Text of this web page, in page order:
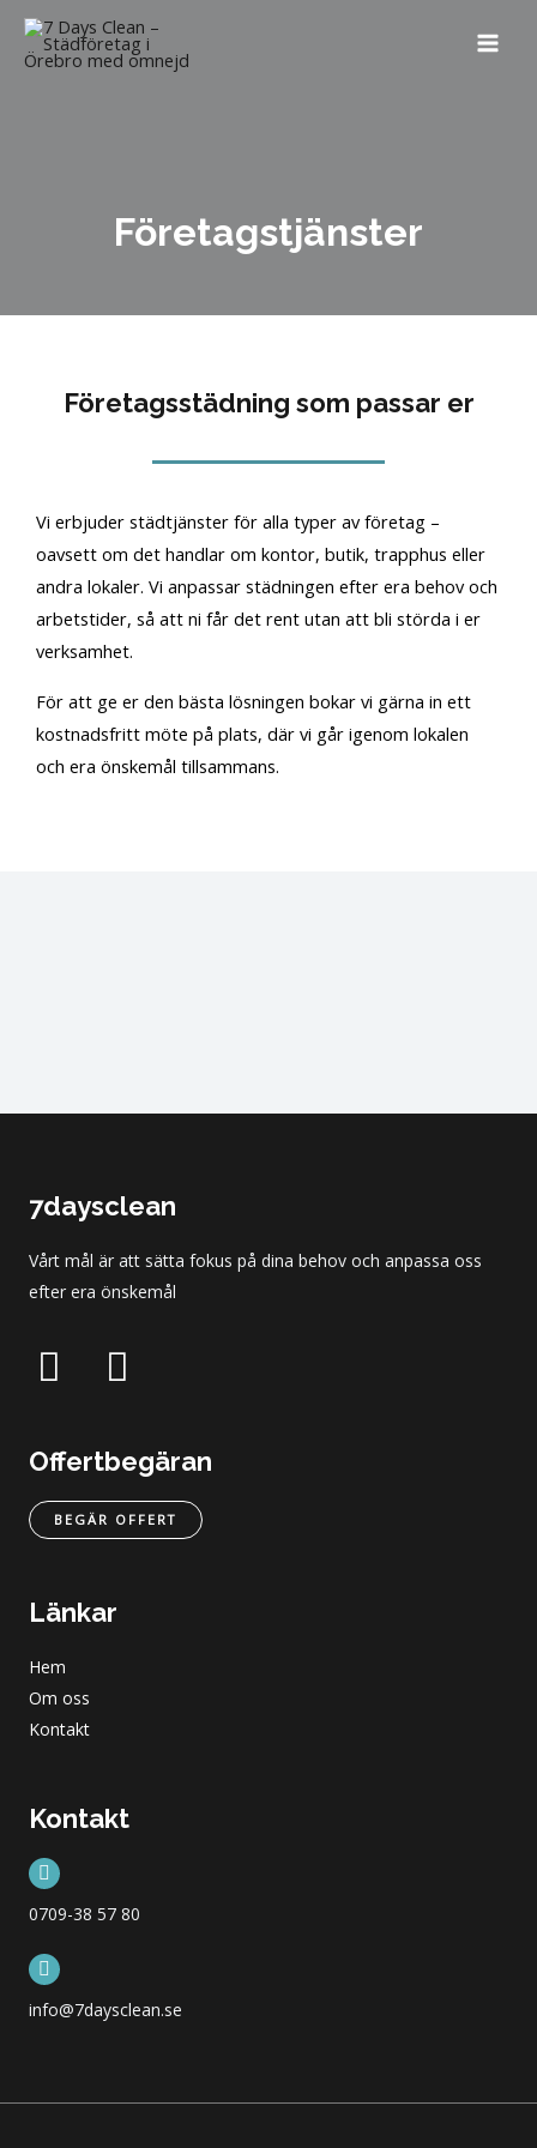
Företagstjänster
Företagsstädning som passar er
Vi erbjuder städtjänster för alla typer av företag –
oavsett om det handlar om kontor, butik, trapphus eller
andra lokaler. Vi anpassar städningen efter era behov och
arbetstider, så att ni får det rent utan att bli störda i er
verksamhet.
För att ge er den bästa lösningen bokar vi gärna in ett
kostnadsfritt möte på plats, där vi går igenom lokalen
och era önskemål tillsammans.
7daysclean
Vårt mål är att sätta fokus på dina behov och anpassa oss
efter era önskemål
Offertbegäran
BEGÄR OFFERT
Länkar
Hem
Om oss
Kontakt
Kontakt
0709-38 57 80
info@7daysclean.se